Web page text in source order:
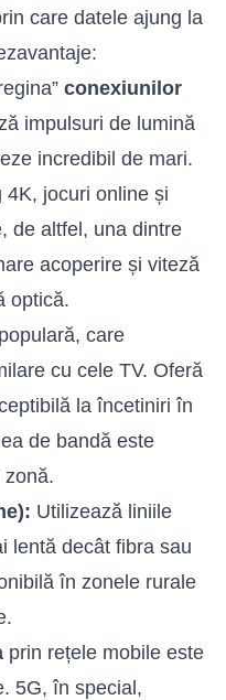
care datele ajung la
conexiunilor
impulsuri de lumină
incredibil de mari.
4K, jocuri online și
de altfel, una dintre
acoperire și viteză
optică.
care
cu cele TV. Oferă
la încetiniri în
de bandă este
zonă.
Utilizează liniile
lentă decât fibra sau
în zonele rurale
prin rețele mobile este
5G, în special,